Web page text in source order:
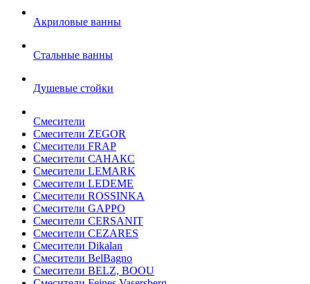
Акриловые ванны
Стальные ванны
Душевые стойки
Смесители
Смесители ZEGOR
Смесители FRAP
Смесители САНАКС
Смесители LEMARK
Смесители LEDEME
Смесители ROSSINKA
Смесители GAPPO
Смесители CERSANIT
Смесители CEZARES
Смесители Dikalan
Смесители BelBagno
Смесители BELZ, BOOU